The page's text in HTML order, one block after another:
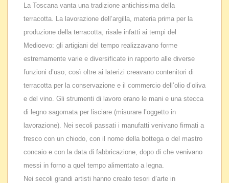
La Toscana vanta una tradizione antichissima della
terracotta. La lavorazione dell’argilla, materia prima per la
produzione della terracotta, risale infatti ai tempi del
Medioevo: gli artigiani del tempo realizzavano forme
estremamente varie e diversificate in rapporto alle diverse
funzioni d’uso; così oltre ai laterizi creavano contenitori di
terracotta per la conservazione e il commercio dell’olio d’oliva
e del vino. Gli strumenti di lavoro erano le mani e una stecca
di legno sagomata per lisciare (misurare l’oggetto in
lavorazione). Nei secoli passati i manufatti venivano firmati a
fresco con un chiodo, con il nome della bottega o del mastro
concaio e con la data di fabbricazione, dopo di che venivano
messi in forno a quel tempo alimentato a legna.
Nei secoli grandi artisti hanno creato tesori d’arte in